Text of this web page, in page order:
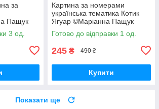
за
Пащук
котики
3 од.
Картина за номерами
українська тематика Котик
Ягуар ©Маріанна Пащук
Патріотична BrushMe
BS53464
Готово до відправки 1 од.
245 ₴ 490 ₴
Купити
Показати ще